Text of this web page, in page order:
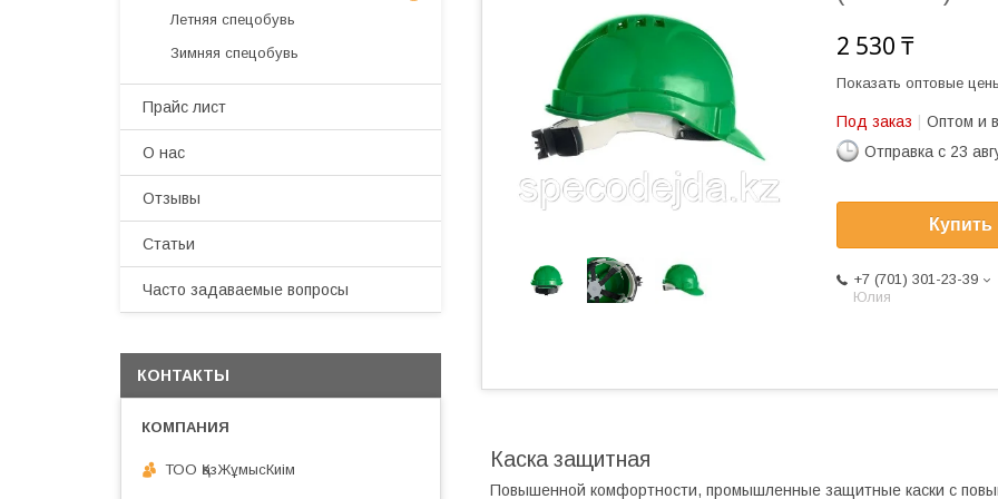
2 530 ₸
Показать оптовые
Под заказ
Оптом и
Отправка с 23
Купить
+7 (701) 301-23-39
Юлия
Каска защитная
Повышенной комфортности, промышленные защитные каски с
Летняя спецобувь
Зимняя спецобувь
Прайс лист
О нас
Отзывы
Статьи
Часто задаваемые вопросы
КОНТАКТЫ
ТОО ҚазЖұмысКиім